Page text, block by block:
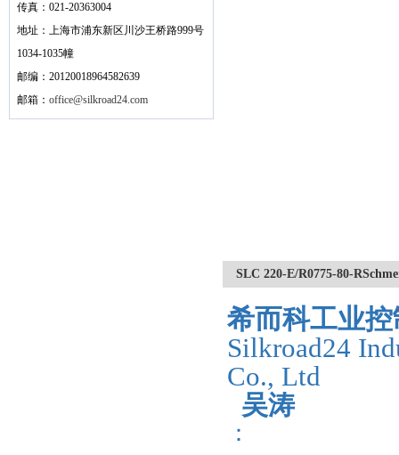
传真：021-20363004
地址：上海市浦东新区川沙王桥路999号
1034-1035幢
邮编：20120018964582639
邮箱： office@silkroad24.com
SLC 220-E/R0775-80-
希而科工业
Silkroad24
Co., Ltd
吴涛
：